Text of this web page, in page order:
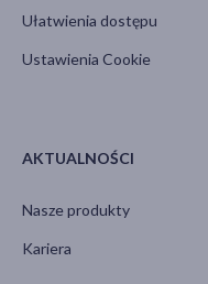
Ułatwienia dostępu
Ustawienia Cookie
AKTUALNOŚCI
Nasze produkty
Kariera